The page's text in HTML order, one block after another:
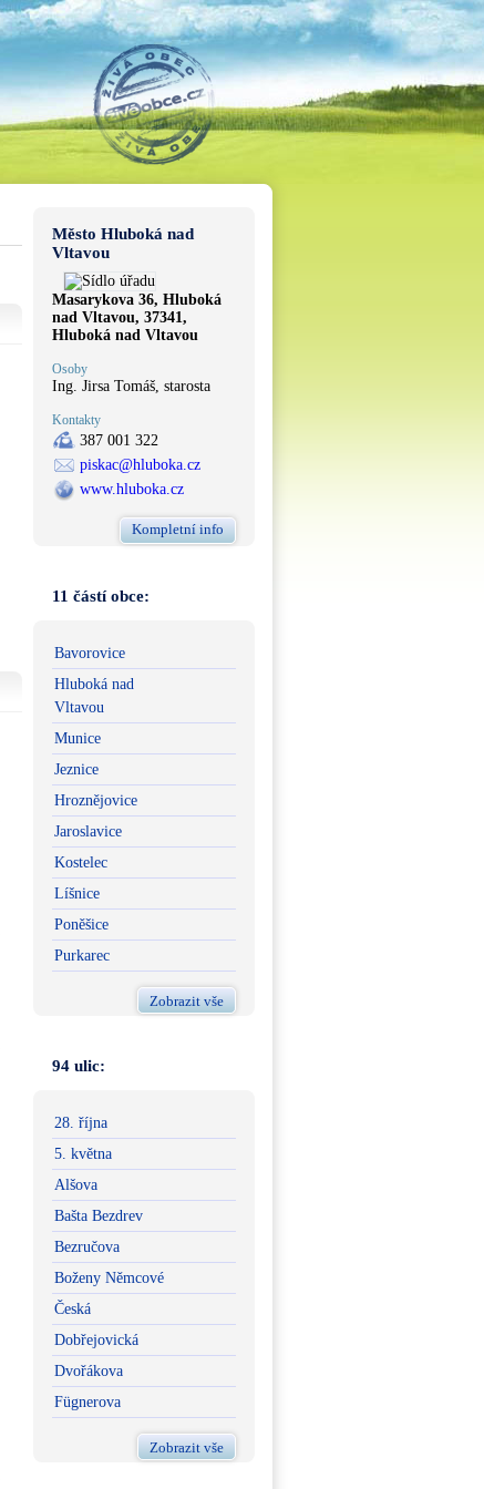
Město Hluboká nad
Vltavou
Masarykova 36, Hluboká
nad Vltavou, 37341,
Hluboká nad Vltavou
Osoby
Ing. Jirsa Tomáš, starosta
Kontakty
387 001 322
piskac@hluboka.cz
www.hluboka.cz
Kompletní info
11 částí obce:
Bavorovice
Hluboká nad
Vltavou
Munice
Jeznice
Hroznějovice
Jaroslavice
Kostelec
Líšnice
Poněšice
Purkarec
Zobrazit vše
94 ulic:
28. října
5. května
Alšova
Bašta Bezdrev
Bezručova
Boženy Němcové
Česká
Dobřejovická
Dvořákova
Fügnerova
Zobrazit vše